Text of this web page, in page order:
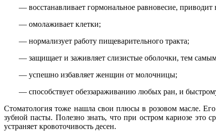
— восстанавливает гормональное равновесие,
— омолаживает клетки;
— нормализует работу пищеварительного тракта;
— защищает и заживляет слизистые оболочки, тем самым
— успешно избавляет женщин от молочницы;
— способствует обеззараживанию любых ран, и
Стоматология тоже нашла свои плюсы в розовом масле.
зубной пасты. Полезно знать, что при остром кариозе это
устраняет кровоточивость десен.